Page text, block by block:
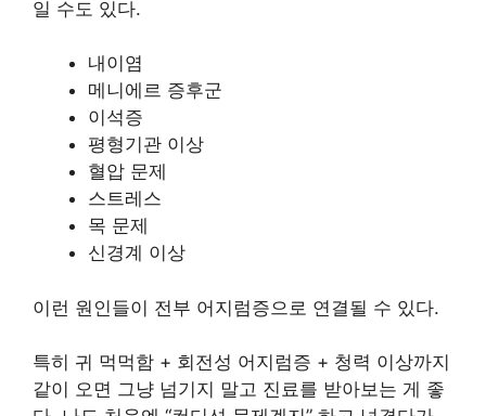
일 수도 있다.
내이염
메니에르 증후군
이석증
평형기관 이상
혈압 문제
스트레스
목 문제
신경계 이상
이런 원인들이 전부 어지럼증으로 연결될 수 있다.
특히 귀 먹먹함 + 회전성 어지럼증 + 청력 이상까지
같이 오면 그냥 넘기지 말고 진료를 받아보는 게 좋